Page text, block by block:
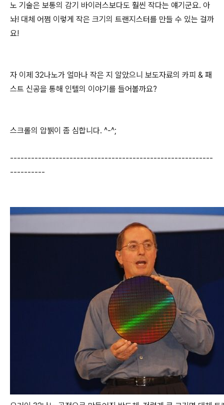
노 기술은 보통의 감기 바이러스보다도 훨씬 작다는 얘기군요. 아
놔! 대체 어쩜 이렇게 작은 크기의 트랜지스터를 만들 수 있는 걸까
요!
자 이제 32나노가 얼마나 작은 지 알았으니 보도자료의 카피 & 패
스트 신공을 통해 인텔의 이야기를 들어볼까요?
스크롤의 압뷁이 좀 심합니다. ^-^;
----------------------------------------------------------
----------